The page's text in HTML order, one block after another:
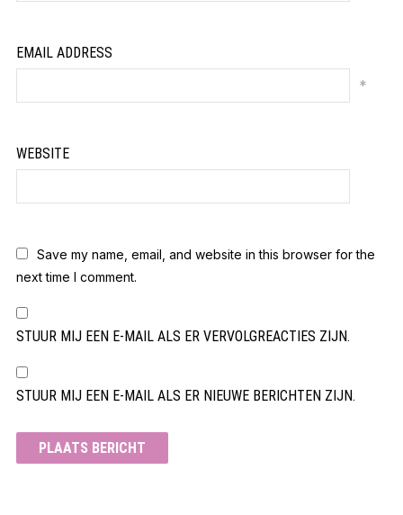
EMAIL ADDRESS
*
WEBSITE
Save my name, email, and website in this browser for the
next time I comment.
STUUR MIJ EEN E-MAIL ALS ER VERVOLGREACTIES ZIJN.
STUUR MIJ EEN E-MAIL ALS ER NIEUWE BERICHTEN ZIJN.